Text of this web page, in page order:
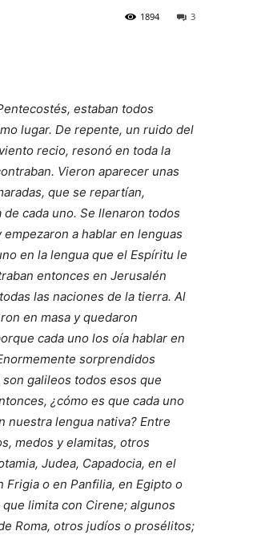
3
1894
estaban todos
lugar. De repente, un ruido del
recio, resonó en toda la
Vieron aparecer unas
que se repartían,
cada uno. Se llenaron todos
a hablar en lenguas
en la lengua que el Espíritu le
entonces en Jerusalén
las naciones de la tierra. Al
en masa y quedaron
cada uno los oía hablar en
sorprendidos
son galileos todos esos que
¿cómo es que cada uno
nuestra lengua nativa? Entre
medos y elamitas, otros
Judea, Capadocia, en el
Frigia o en Panfilia, en Egipto o
limita con Cirene; algunos
Roma, otros judíos o prosélitos;